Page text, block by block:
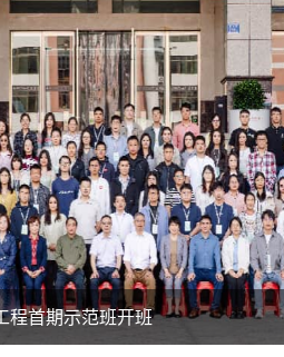
程首期示范班开班
问学者开学典礼暨学术交流会举